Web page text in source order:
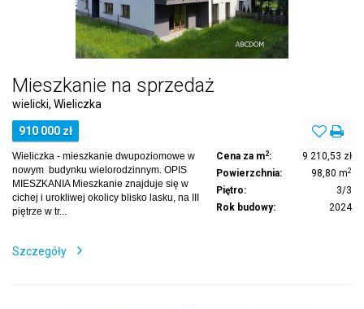
Mieszkanie na sprzedaż
wielicki, Wieliczka
910 000 zł
Wieliczka - mieszkanie dwupoziomowe w
nowym budynku wielorodzinnym. OPIS
MIESZKANIA Mieszkanie znajduje się w
cichej i urokliwej okolicy blisko lasku, na III
piętrze w tr...
Cena za m2:
9 210,53 zł
Powierzchnia:
98,80 m2
Piętro:
3/3
Rok budowy:
2024
Szczegóły